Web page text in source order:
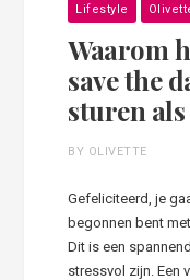
Lifestyle
Waarom
save the
sturen
BY OLIVETTE
Gefeliciteerd, je
begonnen bent
Dit is een
stressvol zijn. Een